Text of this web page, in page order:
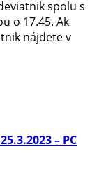
spolu s
o 17.45. Ak
nájdete v
– PC